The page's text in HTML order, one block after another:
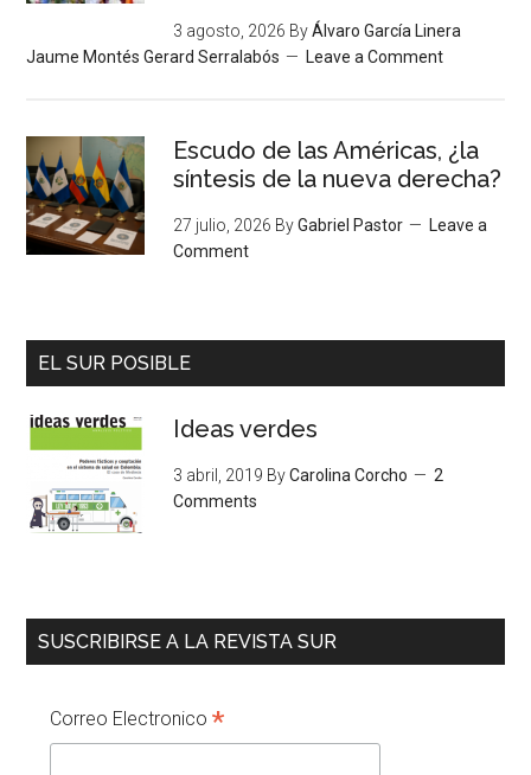
3 agosto, 2026 ByÁlvaro García Linera
Jaume Montés Gerard Serralabós
Leave a Comment
Escudo de las Américas, ¿la
síntesis de la nueva derecha?
27 julio, 2026 ByGabriel Pastor
Leave a
Comment
EL SUR POSIBLE
Ideas verdes
3 abril, 2019 ByCarolina Corcho
2
Comments
SUSCRIBIRSE A LA REVISTA SUR
Correo Electronico*